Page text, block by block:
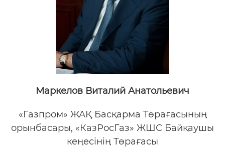
Маркелов Виталий Анатольевич
«Газпром» ЖАҚ Басқарма Төрағасының
орынбасары, «КазРосГаз» ЖШС Байқаушы
кеңесінің Төрағасы